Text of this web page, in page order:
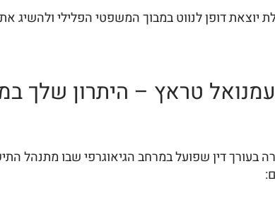
דופן לנווט במבוך המשפטי הפלילי ולהשיג
עמנואל טראץ – היתרון שלך
בעורך דין שפועל במרחב הגיאוגרפי שבו מתנהל